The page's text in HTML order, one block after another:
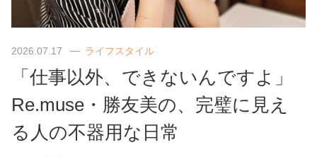
2026.07.17 ライフスタイル
「仕事以外、できないんですよ」
Re.muse・勝友美の、完璧に見え
る人の不器用な日常